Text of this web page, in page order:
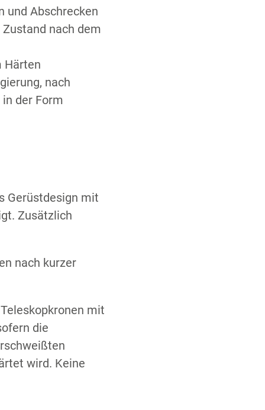
und Abschrecken
nach dem
Härten
nach
der Form
Gerüstdesign mit
Zusätzlich
nach kurzer
mit
die
wird. Keine